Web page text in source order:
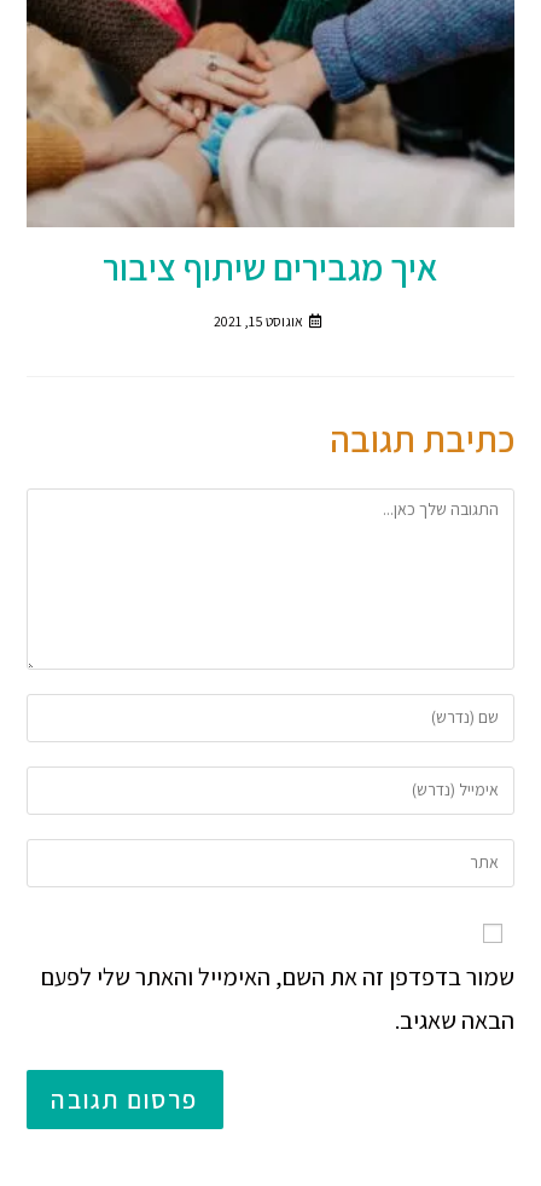
איך מגבירים שיתוף ציבור
אוגוסט 15, 2021
כתיבת תגובה
שמור בדפדפן זה את השם, האימייל והאתר שלי לפעם
הבאה שאגיב.